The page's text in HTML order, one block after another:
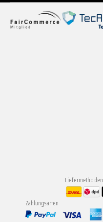
Liefermethoden
Zahlungsarten